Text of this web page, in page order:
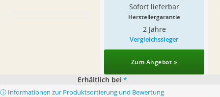
Sofort lieferbar
Herstellergarantie
2 Jahre
Vergleichssieger
Zum Angebot »
Erhältlich bei *
ⓘ Informationen zur Produktsortierung und Bewertung